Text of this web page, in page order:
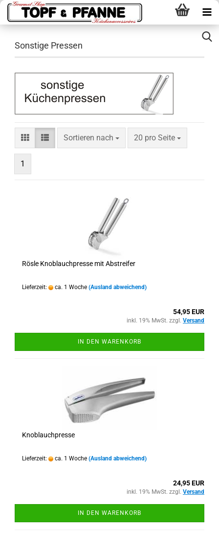
Sonstige Pressen
Sortieren nach
Sortieren nach 20 pro Seite
pro Seite
1
Rösle Knoblauchpresse mit Abstreifer
Lieferzeit: ca. 1 Woche (Ausland abweichend)
54,95 EUR
inkl. 19% MwSt. zzgl. Versand
IN DEN WARENKORB
Knoblauchpresse
Lieferzeit: ca. 1 Woche (Ausland abweichend)
24,95 EUR
inkl. 19% MwSt. zzgl. Versand
IN DEN WARENKORB